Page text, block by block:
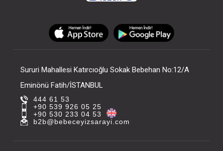
Sururi Mahallesi Katırcıoğlu Sokak Bebehan No:12/A
Eminönü Fatih/İSTANBUL
444 61 53
+90 539 926 05 25
+90 530 233 04 53
b2b@bebeceyizsarayi.com